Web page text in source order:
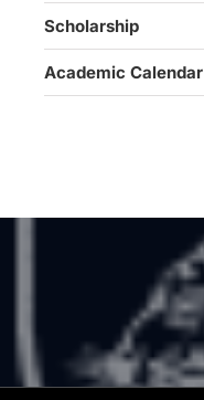
Scholarship
Academic Calendar